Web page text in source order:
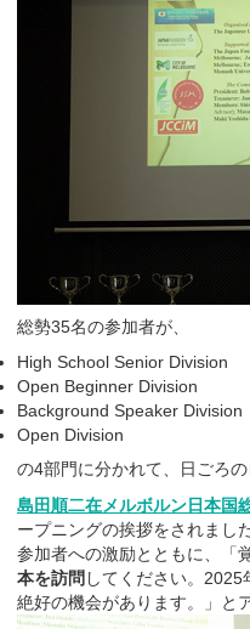
総勢35名の参加者が、
High School Senior Division
Open Beginner Division
Background Speaker Division
Open Division
の4部門に分かれて、日ごろ
島田順二在メルボルン日本国
ープニングの挨拶をされました
参加者への激励とともに、「
本を訪問 してください。2025
絶好の機会があります。」と